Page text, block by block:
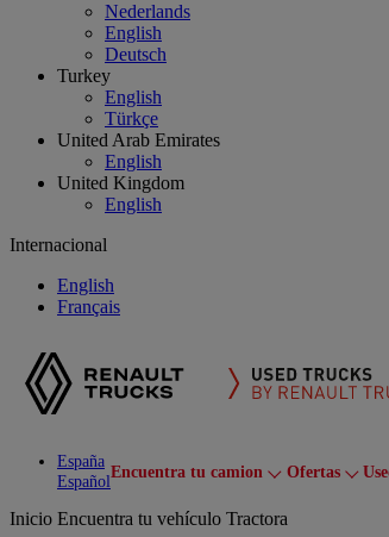
Nederlands
English
Deutsch
Turkey
English
Türkçe
United Arab Emirates
English
United Kingdom
English
Internacional
English
Français
España
Español
Encuentra tu camion Toggle submenu
Ofertas
Inicio Encuentra tu vehículo Tractora